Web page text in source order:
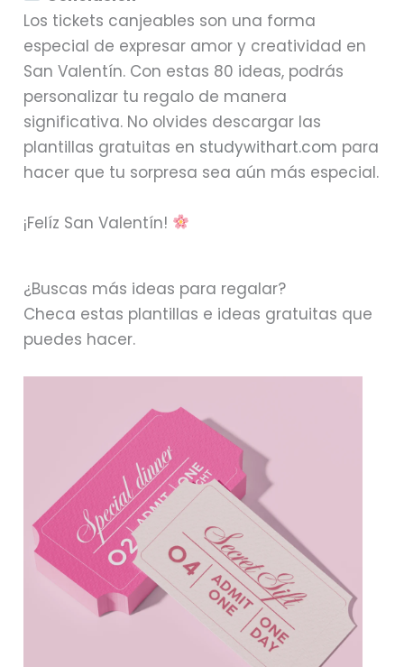
Los tickets canjeables son una forma
especial de expresar amor y creatividad en
San Valentín. Con estas 80 ideas, podrás
personalizar tu regalo de manera
significativa. No olvides descargar las
plantillas gratuitas en studywithart.com para
hacer que tu sorpresa sea aún más especial.
¡Felíz San Valentín!
¿Buscas más ideas para regalar?
Checa estas plantillas e ideas gratuitas que
puedes hacer.